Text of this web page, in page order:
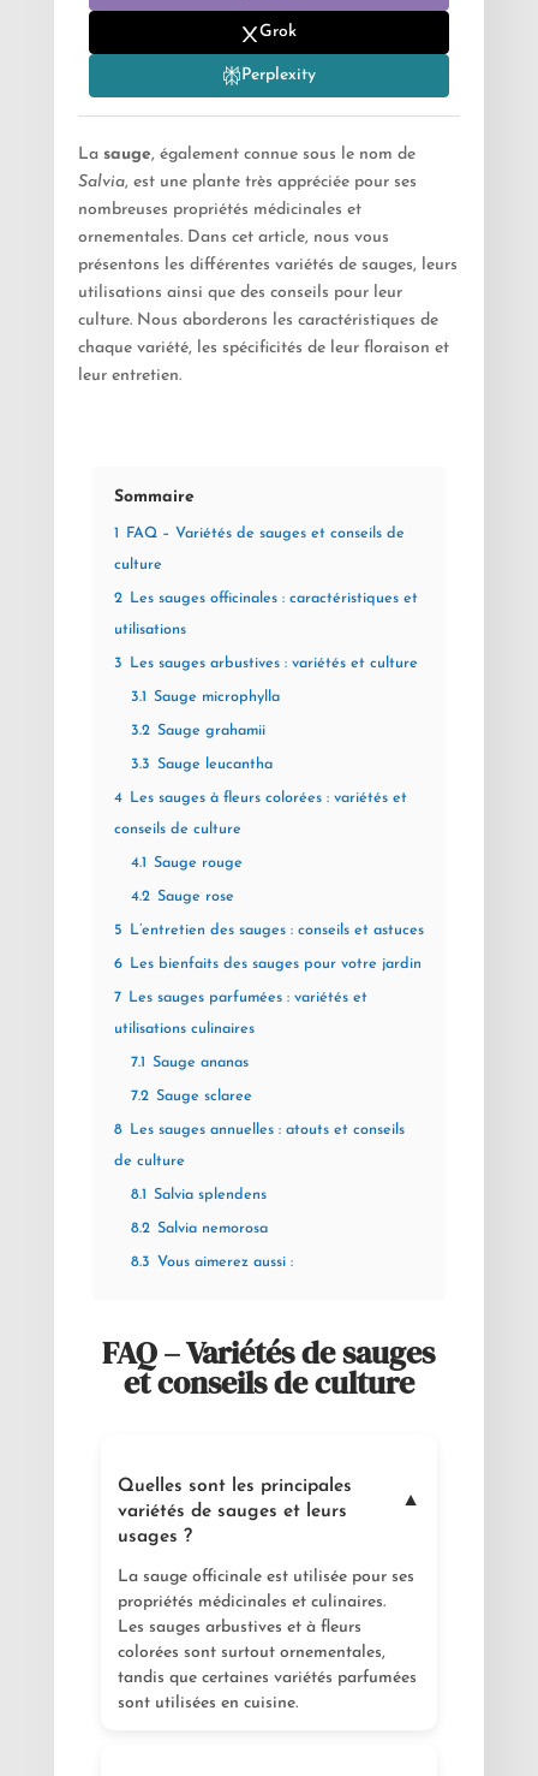
Grok
Perplexity
La sauge, également connue sous le nom de
Salvia, est une plante très appréciée pour ses
nombreuses propriétés médicinales et
ornementales. Dans cet article, nous vous
présentons les différentes variétés de sauges, leurs
utilisations ainsi que des conseils pour leur
culture. Nous aborderons les caractéristiques de
chaque variété, les spécificités de leur floraison et
leur entretien.
Sommaire
1 FAQ – Variétés de sauges et conseils de
culture
2 Les sauges officinales : caractéristiques et
utilisations
3 Les sauges arbustives : variétés et culture
3.1 Sauge microphylla
3.2 Sauge grahamii
3.3 Sauge leucantha
4 Les sauges à fleurs colorées : variétés et
conseils de culture
4.1 Sauge rouge
4.2 Sauge rose
5 L’entretien des sauges : conseils et astuces
6 Les bienfaits des sauges pour votre jardin
7 Les sauges parfumées : variétés et
utilisations culinaires
7.1 Sauge ananas
7.2 Sauge sclaree
8 Les sauges annuelles : atouts et conseils
de culture
8.1 Salvia splendens
8.2 Salvia nemorosa
8.3 Vous aimerez aussi :
FAQ – Variétés de sauges
et conseils de culture
Quelles sont les principales
variétés de sauges et leurs
usages ?
▼
La sauge officinale est utilisée pour ses
propriétés médicinales et culinaires.
Les sauges arbustives et à fleurs
colorées sont surtout ornementales,
tandis que certaines variétés parfumées
sont utilisées en cuisine.